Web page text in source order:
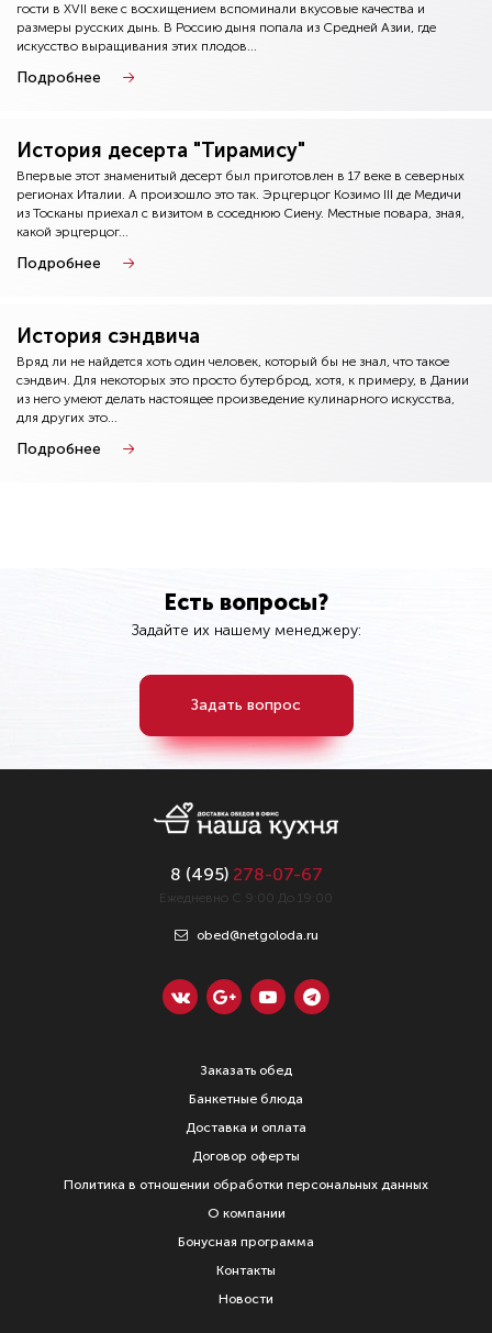
гости в XVII веке с восхищением вспоминали вкусовые качества и
размеры русских дынь. В Россию дыня попала из Средней Азии, где
искусство выращивания этих плодов...
Подробнее
История десерта "Тирамису"
Впервые этот знаменитый десерт был приготовлен в 17 веке в северных
регионах Италии. А произошло это так. Эрцгерцог Козимо III де Медичи
из Тосканы приехал с визитом в соседнюю Сиену. Местные повара, зная,
какой эрцгерцог...
Подробнее
История сэндвича
Вряд ли не найдется хоть один человек, который бы не знал, что такое
сэндвич. Для некоторых это просто бутерброд, хотя, к примеру, в Дании
из него умеют делать настоящее произведение кулинарного искусства,
для других это...
Подробнее
Есть вопросы?
Задайте их нашему менеджеру:
Задать вопрос
8 (495) 278-07-67
Ежедневно С 9:00 До 19:00
obed@netgoloda.ru
Заказать обед
Банкетные блюда
Доставка и оплата
Договор оферты
Политика в отношении обработки персональных данных
О компании
Бонусная программа
Контакты
Новости